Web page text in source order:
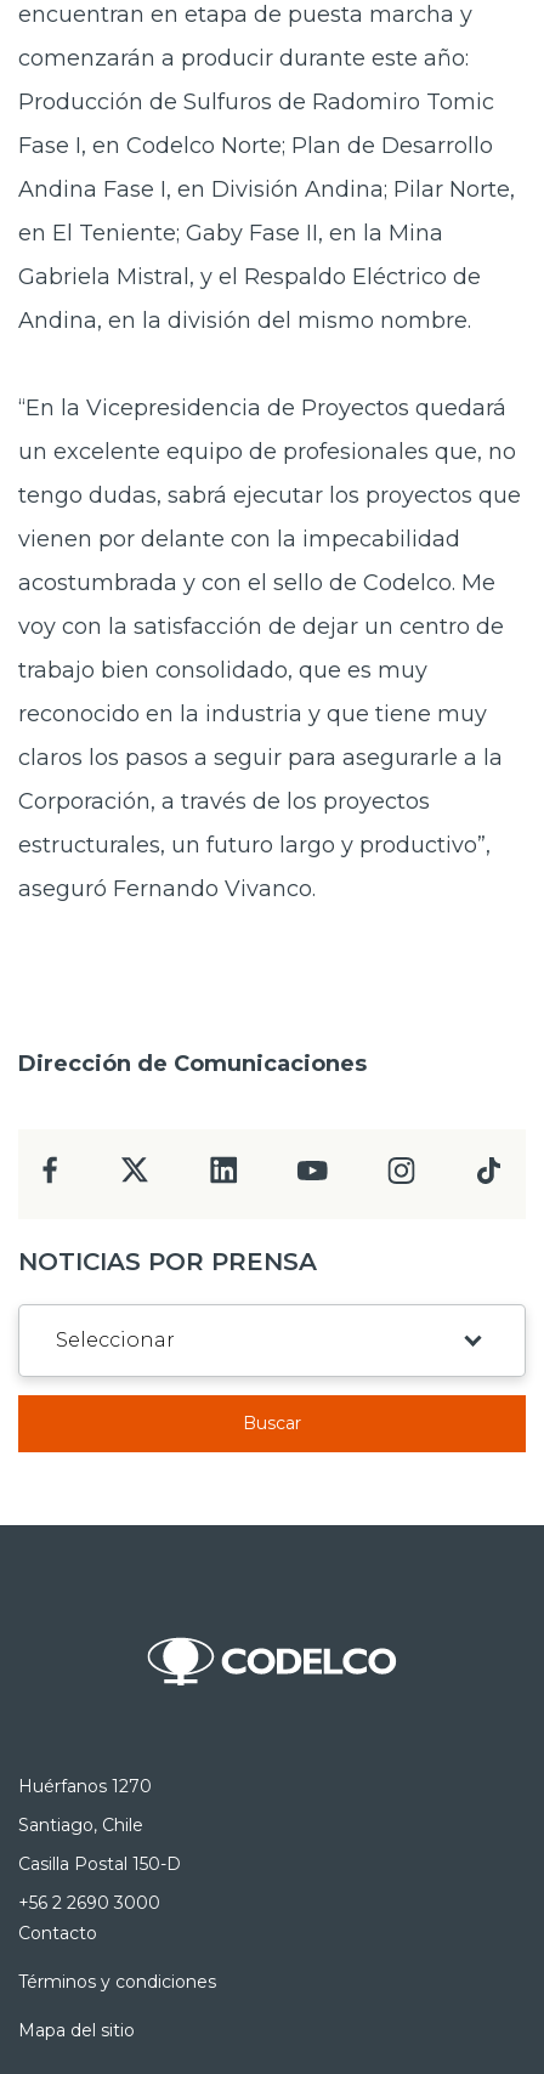
encuentran en etapa de puesta marcha y
comenzarán a producir durante este año:
Producción de Sulfuros de Radomiro Tomic
Fase I, en Codelco Norte; Plan de Desarrollo
Andina Fase I, en División Andina; Pilar Norte,
en El Teniente; Gaby Fase II, en la Mina
Gabriela Mistral, y el Respaldo Eléctrico de
Andina, en la división del mismo nombre.
“En la Vicepresidencia de Proyectos quedará
un excelente equipo de profesionales que, no
tengo dudas, sabrá ejecutar los proyectos que
vienen por delante con la impecabilidad
acostumbrada y con el sello de Codelco. Me
voy con la satisfacción de dejar un centro de
trabajo bien consolidado, que es muy
reconocido en la industria y que tiene muy
claros los pasos a seguir para asegurarle a la
Corporación, a través de los proyectos
estructurales, un futuro largo y productivo”,
aseguró Fernando Vivanco.
Dirección de Comunicaciones
NOTICIAS POR PRENSA
Buscar
Huérfanos 1270
Santiago, Chile
Casilla Postal 150-D
+56 2 2690 3000
Contacto
Términos y condiciones
Mapa del sitio